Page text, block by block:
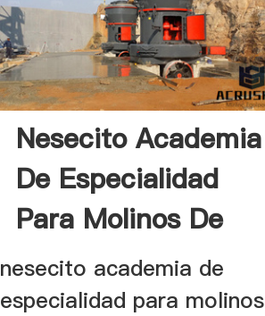
Nesecito Academia
De Especialidad
Para Molinos De
Viento
nesecito academia de
especialidad para molinos